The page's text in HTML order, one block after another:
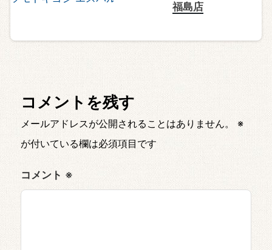
福島店
コメントを残す
メールアドレスが公開されることはありません。
※
が付いている欄は必須項目です
コメント ※